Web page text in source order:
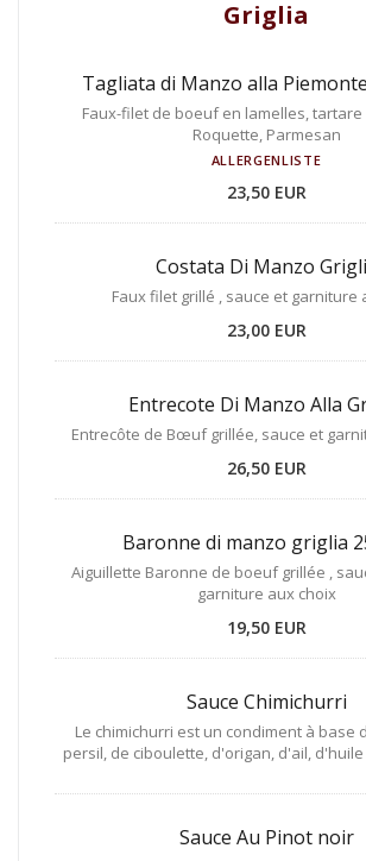
Griglia
Tagliata di Manzo alla
Faux-filet de boeuf en lamelles,
Roquette, Parmesan
ALLERGENLISTE
23,50 EUR
Costata Di Manzo
Faux filet grillé , sauce et garniture
23,00 EUR
Entrecote Di Manzo Alla
Entrecôte de Bœuf grillée, sauce et
26,50 EUR
Baronne di manzo griglia
Aiguillette Baronne de boeuf grillée ,
garniture aux choix
19,50 EUR
Sauce Chimichurri
Le chimichurri est un condiment à base
persil, de ciboulette, d'origan, d'ail,
Sauce Au Pinot noir